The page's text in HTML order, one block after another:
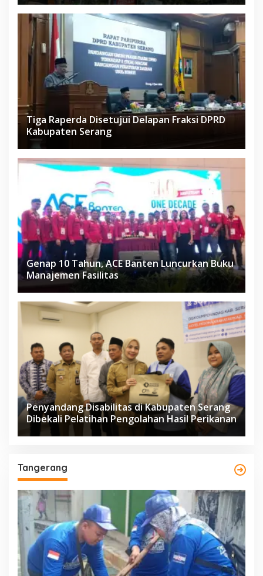
Tiga Raperda Disetujui Delapan Fraksi DPRD
Kabupaten Serang
Genap 10 Tahun, ACE Banten Luncurkan Buku
Manajemen Fasilitas
Penyandang Disabilitas di Kabupaten Serang
Dibekali Pelatihan Pengolahan Hasil Perikanan
Tangerang